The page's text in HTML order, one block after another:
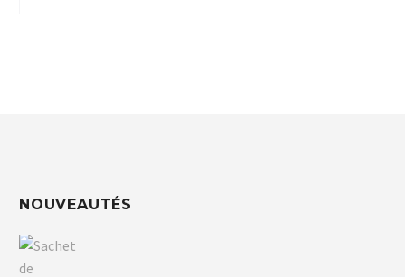
NOUVEAUTÉS